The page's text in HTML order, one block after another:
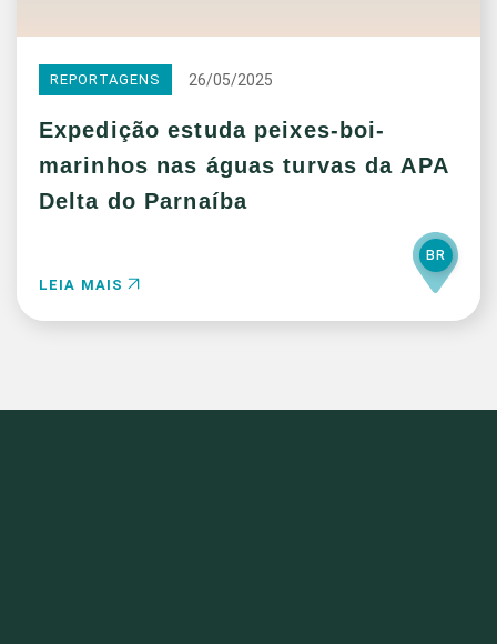
REPORTAGENS 26/05/2025
Expedição estuda peixes-boi-
marinhos nas águas turvas da APA
Delta do Parnaíba
LEIA MAIS
BR